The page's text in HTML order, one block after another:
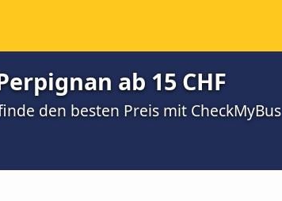
ab 15 CHF
den besten Preis mit CheckMyBus